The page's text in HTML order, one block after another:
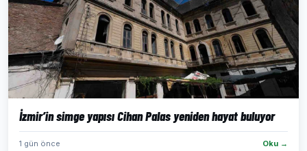
İzmir’in simge yapısı Cihan Palas yeniden hayat buluyor
1 gün önce Oku →